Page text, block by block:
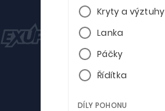
Kryty a výztuhy
Lanka
Páčky
Řídítka
DÍLY POHONU